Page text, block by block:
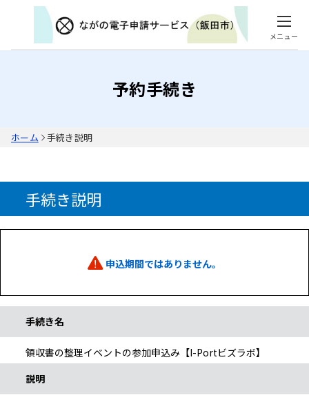
メニュー
予約手続き
ホーム 手続き説明
手続き説明
申込期間ではありません。
手続き名
領収書の整理イベントの参加申込み【I-Portビズラボ】
説明